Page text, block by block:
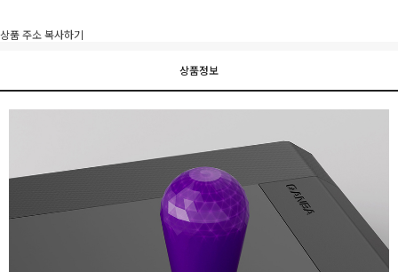
상품 주소 복사하기
상품정보